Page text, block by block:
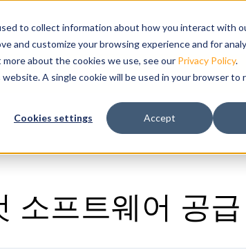
to collect information about how you interact with
and customize your browsing experience and for
about the cookies we use, see our Privacy Policy.
A single cookie will be used in your browser to
Cookies settings Accept
Show submenu for 제품
제품
여 가공의
Show submenu for 솔루션
솔루션 Show submenu
리소스
소프트웨어 공급